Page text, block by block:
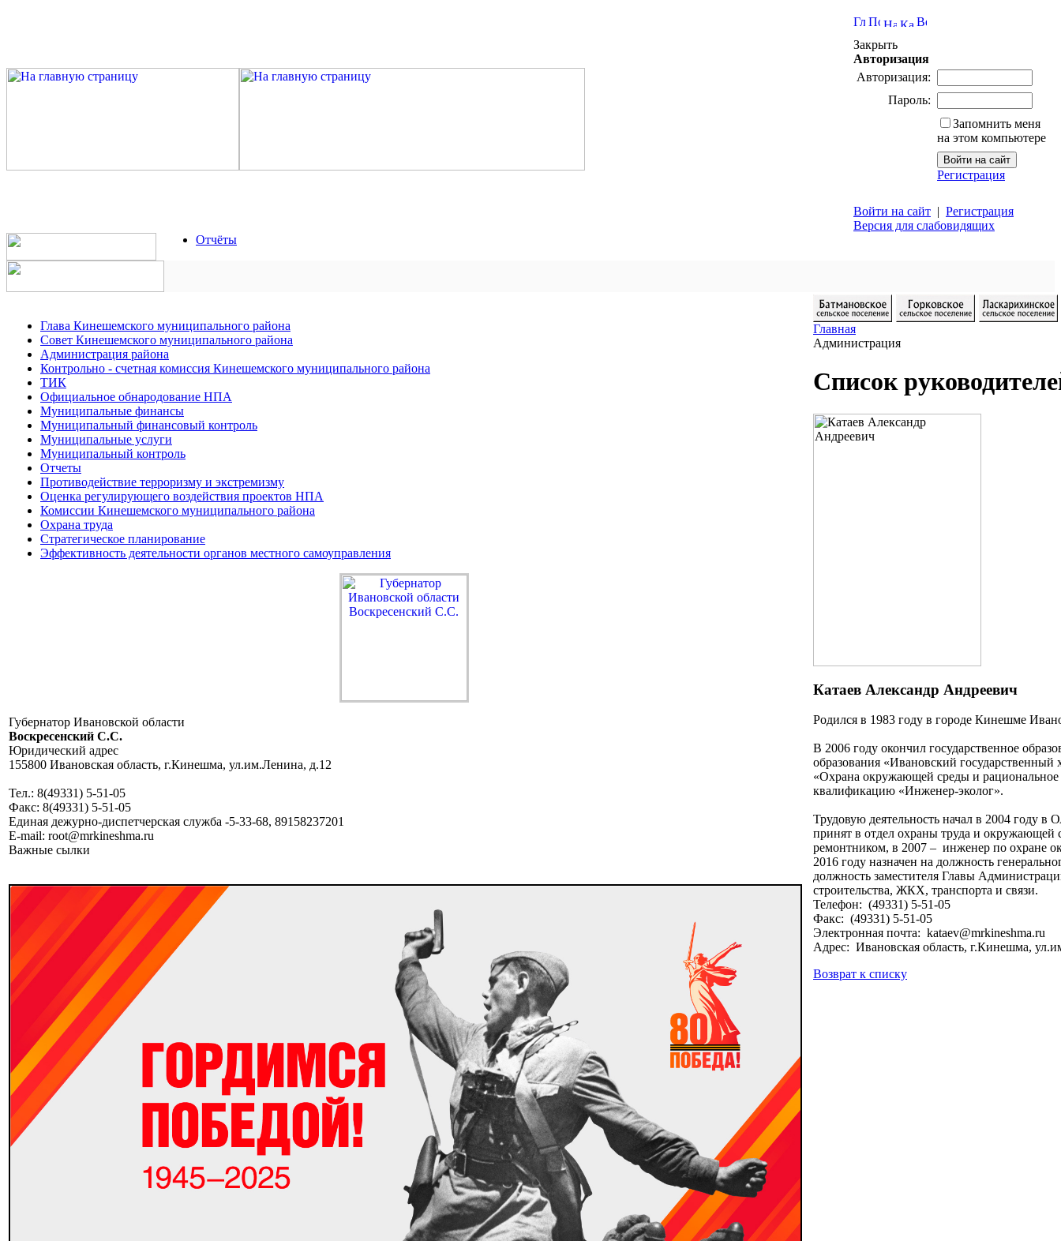
Закрыть
Авторизация
Авторизация:
Пароль:
Запомнить меня
на этом компьютере
Регистрация
Войти на сайт | Регистрация
Версия для слабовидящих
Отчёты
Глава Кинешемского муниципального района
Совет Кинешемского муниципального района
Администрация района
Контрольно - счетная комиссия Кинешемского муниципального района
ТИК
Официальное обнародование НПА
Муниципальные финансы
Муниципальный финансовый контроль
Муниципальные услуги
Муниципальный контроль
Отчеты
Противодействие терроризму и экстремизму
Оценка регулирующего воздействия проектов НПА
Комиссии Кинешемского муниципального района
Охрана труда
Стратегическое планирование
Эффективность деятельности органов местного самоуправления
Губернатор Ивановской области
Воскресенский C.C.
Юридический адрес
155800 Ивановская область, г.Кинешма, ул.им.Ленина, д.12
Тел.: 8(49331) 5-51-05
Факс: 8(49331) 5-51-05
Единая дежурно-диспетчерская служба -5-33-68, 89158237201
E-mail: root@mrkineshma.ru
Важные сылки
Главная
Администрация
Список
Катаев Александр Андреевич
Родился в 1983 году в городе Кинешме
В 2006 году окончил государственное
образования «Ивановский
«Охрана окружающей среды и
квалификацию «Инженер-эколог».
Трудовую деятельность начал в 2004 году
принят в отдел охраны труда и
ремонтником, в 2007 – инженер по охране
2016 году назначен на должность
должность заместителя Главы
строительства, ЖКХ, транспорта и связи.
Телефон: (49331) 5-51-05
Факс: (49331) 5-51-05
Электронная почта: kataev@mrkineshma.ru
Адрес: Ивановская область, г.Кинешма,
Возврат к списку